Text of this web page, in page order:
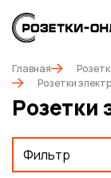
Главная
Розетки
Розетки
Фильтр